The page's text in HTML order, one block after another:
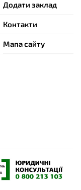
Додати заклад
Контакти
Мапа сайту